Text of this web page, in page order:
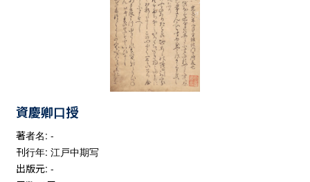
資慶卿口授
著者名: -
刊行年: 江戸中期写
出版元: -